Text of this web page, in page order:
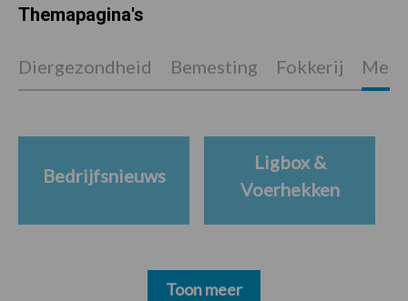
Themapagina's
Diergezondheid Bemesting Fokkerij
Bedrijfsnieuws
Ligbox &
Voerhekken
Toon meer